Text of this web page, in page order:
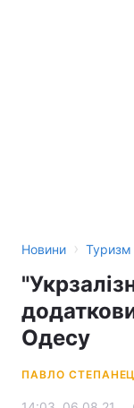
Новини › Туризм
Одесу
ПАВЛО